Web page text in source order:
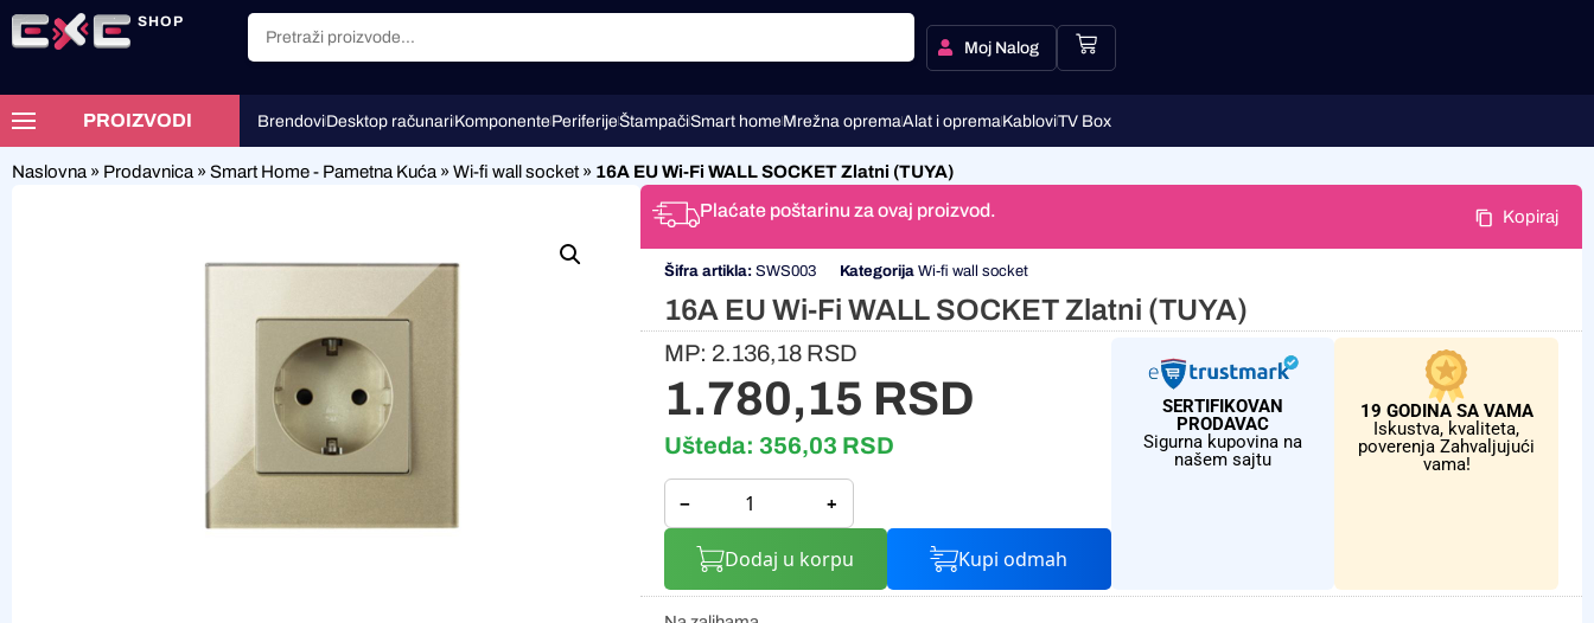
SHOP
Moj Nalog
PROIZVODI BrendoviDesktop računariKomponentePeriferijeŠtampačiSmart homeMrežna opremaAlat i opremaKabloviTV Box
Naslovna » Prodavnica » Smart Home - Pametna Kuća » Wi-fi wall socket » 16A EU Wi-Fi WALL SOCKET Zlatni (TUYA)
Plaćate poštarinu za ovaj proizvod. Kopiraj
Šifra artikla: SWS003 Kategorija Wi-fi wall socket
16A EU Wi-Fi WALL SOCKET Zlatni (TUYA)
MP: 2.136,18 RSD
1.780,15 RSD
Ušteda: 356,03 RSD
− +
Dodaj u korpu Kupi odmah
SERTIFIKOVAN
PRODAVAC
Sigurna kupovina na
našem sajtu
19 GODINA SA VAMA
Iskustva, kvaliteta,
poverenja Zahvaljujući
vama!